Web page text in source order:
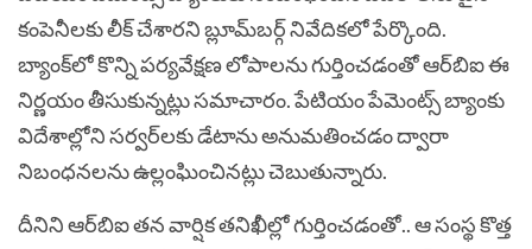
కంపెనీలకు లీక్‌ చేశారని బ్లూమ్‌బర్గ్‌ నివేదికలో పేర్కొంది.
బ్యాంక్‌లో కొన్ని పర్యవేక్షణ లోపాలను గుర్తించడంతో ఆర్‌బిఐ ఈ
నిర్ణయం తీసుకున్నట్లు సమాచారం. పేటియం పేమెంట్స్‌ బ్యాంకు
విదేశాల్లోని సర్వర్‌లకు డేటాను అనుమతించడం ద్వారా
నిబంధనలను ఉల్లంఘించినట్లు చెబుతున్నారు.
దీనిని ఆర్‌బిఐ తన వార్షిక తనిఖీల్లో గుర్తించడంతో.. ఆ సంస్థ కొత్త